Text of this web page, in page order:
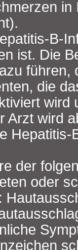
B-
ist. Die
führen,
die
wird
Arzt wird
Hepatitis-
der
oder